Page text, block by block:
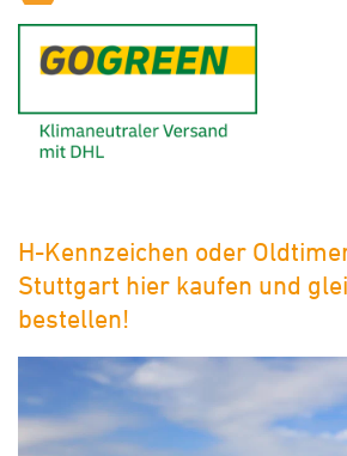
H-Kennzeichen oder
Stuttgart hier kaufen und
bestellen!